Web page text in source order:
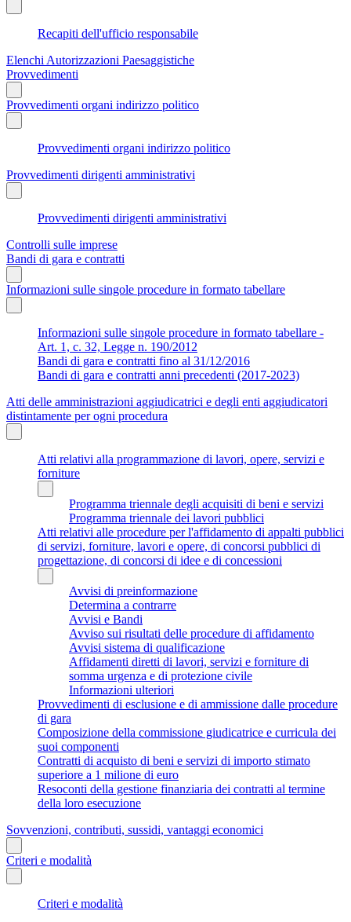
Recapiti dell'ufficio responsabile
Elenchi Autorizzazioni Paesaggistiche
Provvedimenti
Provvedimenti organi indirizzo politico
Provvedimenti organi indirizzo politico
Provvedimenti dirigenti amministrativi
Provvedimenti dirigenti amministrativi
Controlli sulle imprese
Bandi di gara e contratti
Informazioni sulle singole procedure in formato tabellare
Informazioni sulle singole procedure in formato tabellare -
Art. 1, c. 32, Legge n. 190/2012
Bandi di gara e contratti fino al 31/12/2016
Bandi di gara e contratti anni precedenti (2017-2023)
Atti delle amministrazioni aggiudicatrici e degli enti aggiudicatori
distintamente per ogni procedura
Atti relativi alla programmazione di lavori, opere, servizi e
forniture
Programma triennale degli acquisiti di beni e servizi
Programma triennale dei lavori pubblici
Atti relativi alle procedure per l'affidamento di appalti pubblici
di servizi, forniture, lavori e opere, di concorsi pubblici di
progettazione, di concorsi di idee e di concessioni
Avvisi di preinformazione
Determina a contrarre
Avvisi e Bandi
Avviso sui risultati delle procedure di affidamento
Avvisi sistema di qualificazione
Affidamenti diretti di lavori, servizi e forniture di
somma urgenza e di protezione civile
Informazioni ulteriori
Provvedimenti di esclusione e di ammissione dalle procedure
di gara
Composizione della commissione giudicatrice e curricula dei
suoi componenti
Contratti di acquisto di beni e servizi di importo stimato
superiore a 1 milione di euro
Resoconti della gestione finanziaria dei contratti al termine
della loro esecuzione
Sovvenzioni, contributi, sussidi, vantaggi economici
Criteri e modalità
Criteri e modalità